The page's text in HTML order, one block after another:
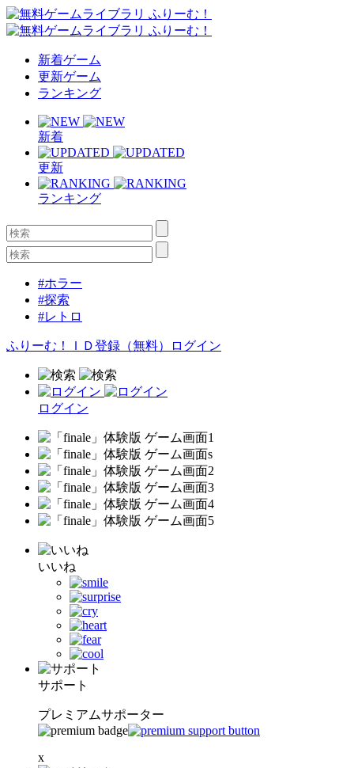
新着ゲーム
更新ゲーム
ランキング
新着
更新
ランキング
#ホラー
#探索
#レトロ
ふりーむ！ＩＤ登録（無料） ログイン
ログイン
いいね
サポート
プレミアムサポーター
x